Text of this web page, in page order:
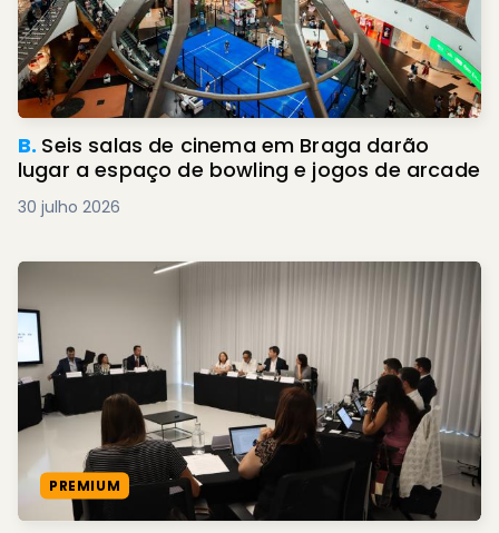
B. Seis salas de cinema em Braga darão
lugar a espaço de bowling e jogos de arcade
30 julho 2026
PREMIUM